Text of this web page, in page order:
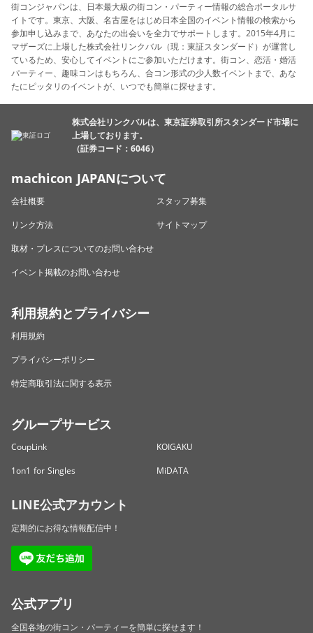
街コンジャパンは、日本最大級の街コン・パーティー情報の総合ポータルサ
イトです。東京、大阪、名古屋をはじめ日本全国のイベント情報の検索から
参加申し込みまで、あなたの出会いを全力でサポートします。2015年4月に
マザーズに上場した株式会社リンクバル（現：東証スタンダード）が運営し
ているため、安心してイベントにご参加いただけます。街コン、恋活・婚活
パーティー、趣味コンはもちろん、合コン形式の少人数イベントまで、あな
たにピッタリのイベントが、いつでも簡単に探せます。
株式会社リンクバルは、東京証券取引所スタンダード市場に
上場しております。
（証券コード：6046）
machicon JAPANについて
会社概要
スタッフ募集
リンク方法
サイトマップ
取材・プレスについてのお問い合わせ
イベント掲載のお問い合わせ
利用規約とプライバシー
利用規約
プライバシーポリシー
特定商取引法に関する表示
グループサービス
CoupLink
KOIGAKU
1on1 for Singles
MiDATA
LINE公式アカウント
定期的にお得な情報配信中！
公式アプリ
全国各地の街コン・パーティーを簡単に探せます！